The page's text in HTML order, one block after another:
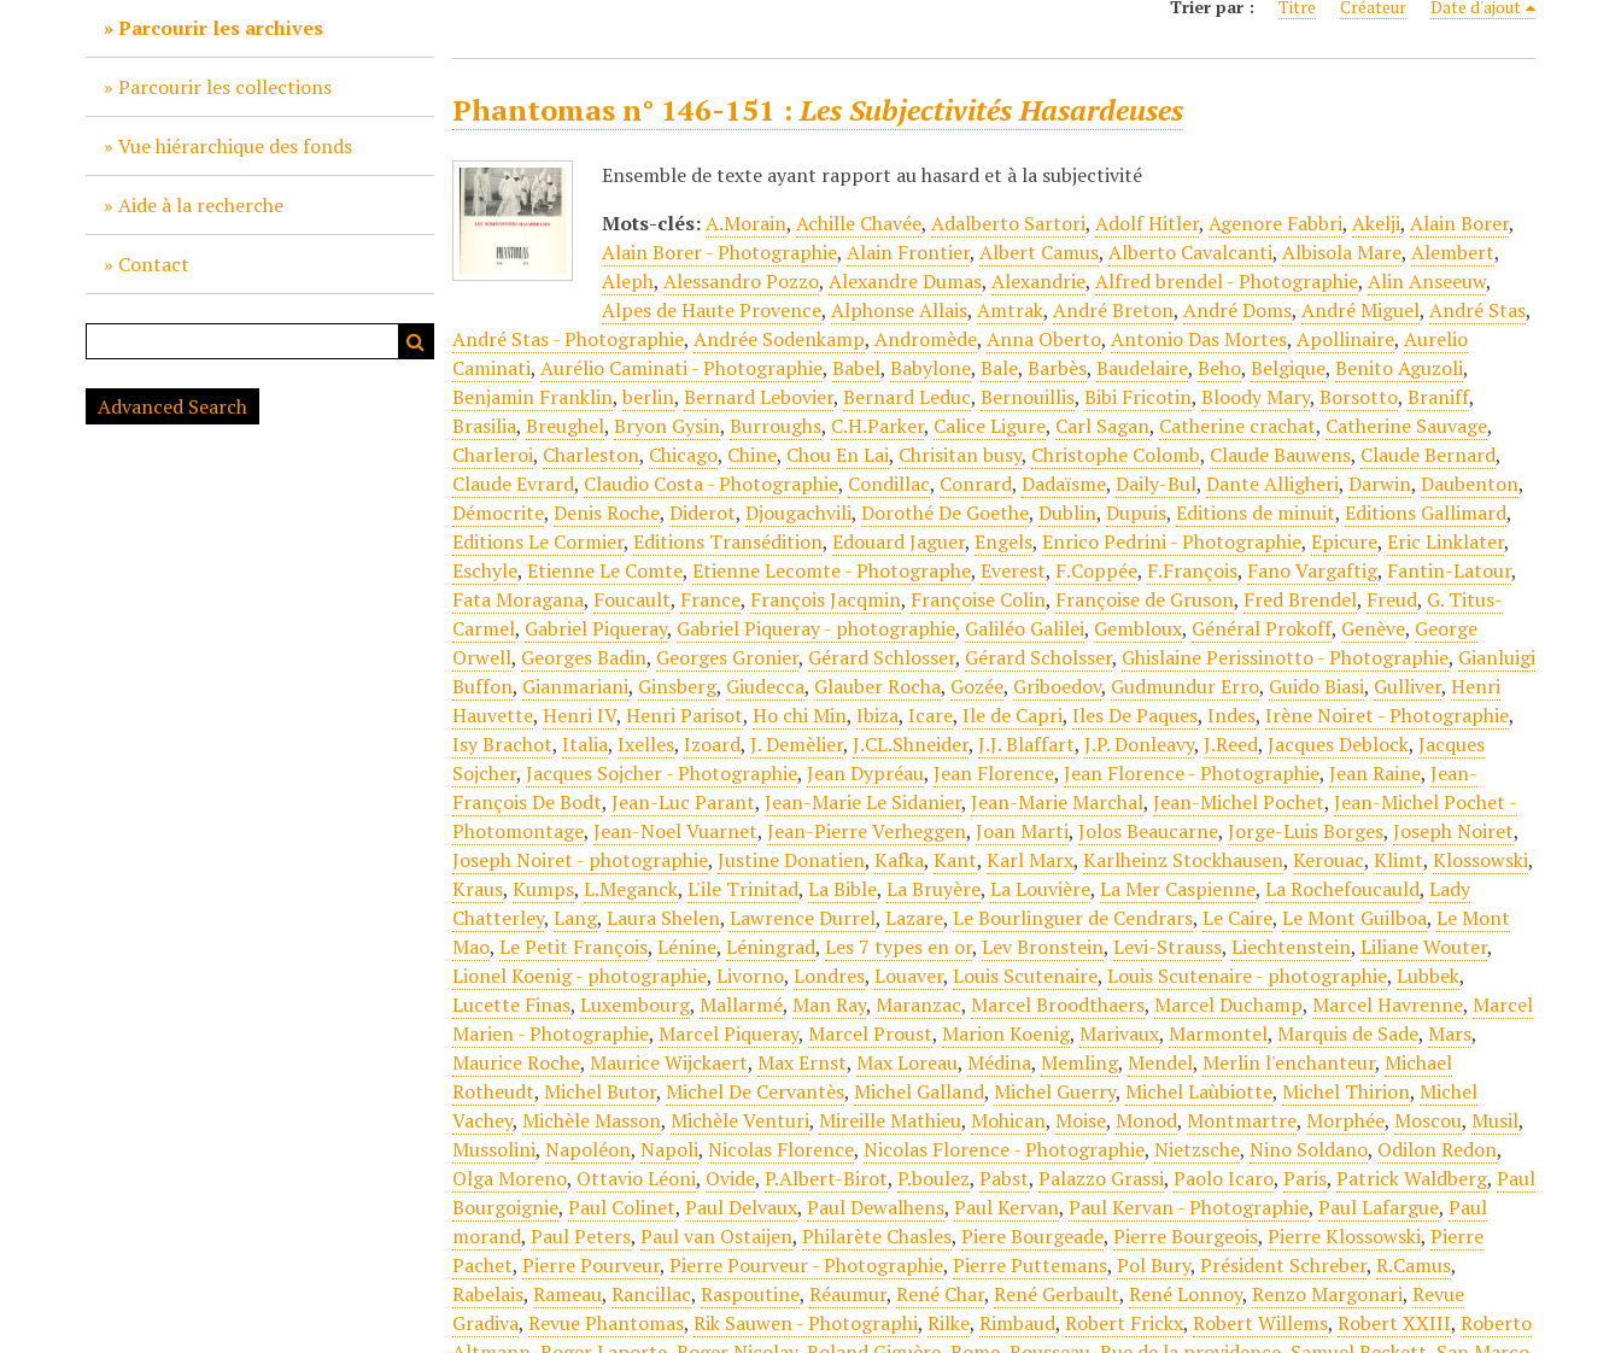
Parcourir les archives
Parcourir les collections
Vue hiérarchique des fonds
Aide à la recherche
Contact
Advanced Search
Trier par : Titre Créateur Date d'ajout
Phantomas n° 146-151 :Les Subjectivités Hasardeuses
Ensemble de texte ayant rapport au hasard et à la subjectivité
Mots-clés:A.Morain,Achille Chavée,Adalberto Sartori,Adolf Hitler,Agenore Fabbri,Akelji,Alain Borer,
Alain Borer - Photographie,Alain Frontier,Albert Camus,Alberto Cavalcanti,Albisola Mare,Alembert,
Aleph,Alessandro Pozzo,Alexandre Dumas,Alexandrie,Alfred brendel - Photographie,Alin Anseeuw,
Alpes de Haute Provence,Alphonse Allais,Amtrak,André Breton,André Doms,André Miguel,André Stas,
André Stas - Photographie,Andrée Sodenkamp,Andromède,Anna Oberto,Antonio Das Mortes,Apollinaire,Aurelio
Caminati,Aurélio Caminati - Photographie,Babel,Babylone,Bale,Barbès,Baudelaire,Beho,Belgique,Benito Aguzoli,
Benjamin Franklin,berlin,Bernard Lebovier,Bernard Leduc,Bernouillis,Bibi Fricotin,Bloody Mary,Borsotto,Braniff,
Brasilia,Breughel,Bryon Gysin,Burroughs, C.H.Parker, Calice Ligure, Carl Sagan, Catherine crachat, Catherine Sauvage,
Charleroi, Charleston, Chicago, Chine, Chou En Lai, Chrisitan busy, Christophe Colomb, Claude Bauwens, Claude Bernard,
Claude Evrard, Claudio Costa - Photographie, Condillac, Conrard,Dadaïsme,Daily-Bul,Dante Alligheri,Darwin,Daubenton,
Démocrite,Denis Roche,Diderot,Djougachvili,Dorothé De Goethe,Dublin,Dupuis,Editions de minuit,Editions Gallimard,
Editions Le Cormier,Editions Transédition,Edouard Jaguer,Engels,Enrico Pedrini - Photographie,Epicure,Eric Linklater,
Eschyle,Etienne Le Comte,Etienne Lecomte - Photographe,Everest, F.Coppée, F.François, Fano Vargaftig, Fantin-Latour,
Fata Moragana, Foucault, France, François Jacqmin, Françoise Colin, Françoise de Gruson, Fred Brendel, Freud, G. Titus-
Carmel, Gabriel Piqueray, Gabriel Piqueray - photographie, Galiléo Galilei, Gembloux, Général Prokoff, Genève, George
Orwell, Georges Badin, Georges Gronier, Gérard Schlosser, Gérard Scholsser, Ghislaine Perissinotto - Photographie, Gianluigi
Buffon, Gianmariani, Ginsberg, Giudecca, Glauber Rocha, Gozée, Griboedov, Gudmundur Erro, Guido Biasi, Gulliver,Henri
Hauvette,Henri IV,Henri Parisot,Ho chi Min,Ibiza,Icare,Ile de Capri,Iles De Paques,Indes,Irène Noiret - Photographie,
Isy Brachot,Italia,Ixelles,Izoard,J. Demèlier,J.CL.Shneider,J.J. Blaffart,J.P. Donleavy,J.Reed,Jacques Deblock,Jacques
Sojcher,Jacques Sojcher - Photographie,Jean Dypréau,Jean Florence,Jean Florence - Photographie,Jean Raine,Jean-
François De Bodt,Jean-Luc Parant,Jean-Marie Le Sidanier,Jean-Marie Marchal,Jean-Michel Pochet,Jean-Michel Pochet -
Photomontage,Jean-Noel Vuarnet,Jean-Pierre Verheggen,Joan Marti,Jolos Beaucarne,Jorge-Luis Borges,Joseph Noiret,
Joseph Noiret - photographie,Justine Donatien,Kafka,Kant,Karl Marx,Karlheinz Stockhausen,Kerouac,Klimt,Klossowski,
Kraus,Kumps,L.Meganck,L'ile Trinitad,La Bible,La Bruyère,La Louvière,La Mer Caspienne,La Rochefoucauld,Lady
Chatterley,Lang,Laura Shelen,Lawrence Durrel,Lazare,Le Bourlinguer de Cendrars,Le Caire,Le Mont Guilboa,Le Mont
Mao,Le Petit François,Lénine,Léningrad,Les 7 types en or,Lev Bronstein,Levi-Strauss,Liechtenstein,Liliane Wouter,
Lionel Koenig - photographie,Livorno,Londres,Louaver,Louis Scutenaire,Louis Scutenaire - photographie,Lubbek,
Lucette Finas,Luxembourg,Mallarmé,Man Ray,Maranzac,Marcel Broodthaers,Marcel Duchamp,Marcel Havrenne,Marcel
Marien - Photographie,Marcel Piqueray,Marcel Proust,Marion Koenig,Marivaux,Marmontel,Marquis de Sade,Mars,
Maurice Roche,Maurice Wijckaert,Max Ernst,Max Loreau,Médina,Memling,Mendel,Merlin l'enchanteur,Michael
Rotheudt,Michel Butor,Michel De Cervantès,Michel Galland,Michel Guerry,Michel Laùbiotte,Michel Thirion,Michel
Vachey,Michèle Masson,Michèle Venturi,Mireille Mathieu,Mohican,Moise,Monod,Montmartre,Morphée,Moscou,Musil,
Mussolini,Napoléon,Napoli,Nicolas Florence,Nicolas Florence - Photographie,Nietzsche,Nino Soldano, Odilon Redon,
Olga Moreno, Ottavio Léoni, Ovide,P.Albert-Birot,P.boulez,Pabst,Palazzo Grassi,Paolo Icaro,Paris,Patrick Waldberg,Paul
Bourgoignie,Paul Colinet,Paul Delvaux,Paul Dewalhens,Paul Kervan,Paul Kervan - Photographie,Paul Lafargue,Paul
morand,Paul Peters,Paul van Ostaijen,Philarète Chasles,Piere Bourgeade,Pierre Bourgeois,Pierre Klossowski,Pierre
Pachet,Pierre Pourveur,Pierre Pourveur - Photographie,Pierre Puttemans,Pol Bury,Président Schreber,R.Camus,
Rabelais,Rameau,Rancillac,Raspoutine,Réaumur,René Char,René Gerbault,René Lonnoy,Renzo Margonari,Revue
Gradiva,Revue Phantomas,Rik Sauwen - Photographi,Rilke,Rimbaud,Robert Frickx,Robert Willems,Robert XXIII,Roberto